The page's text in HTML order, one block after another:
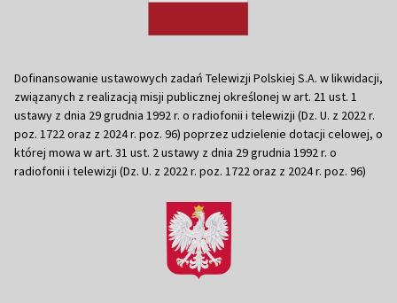
Dofinansowanie ustawowych zadań Telewizji Polskiej S.A. w likwidacji,
związanych z realizacją misji publicznej określonej w art. 21 ust. 1
ustawy z dnia 29 grudnia 1992 r. o radiofonii i telewizji (Dz. U. z 2022 r.
poz. 1722 oraz z 2024 r. poz. 96) poprzez udzielenie dotacji celowej, o
której mowa w art. 31 ust. 2 ustawy z dnia 29 grudnia 1992 r. o
radiofonii i telewizji (Dz. U. z 2022 r. poz. 1722 oraz z 2024 r. poz. 96)